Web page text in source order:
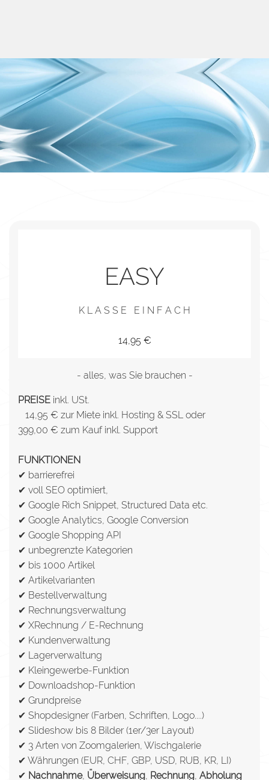
EASY
K L A S S E E I N F A C H
14,95 €
- alles, was Sie brauchen -
PREISE inkl. USt.
14,95 € zur Miete inkl. Hosting & SSL oder
399,00 € zum Kauf inkl. Support
FUNKTIONEN
✔ barrierefrei
✔ voll SEO optimiert,
✔ Google Rich Snippet, Structured Data etc.
✔ Google Analytics, Google Conversion
✔ Google Shopping API
✔ unbegrenzte Kategorien
✔ bis 1000 Artikel
✔ Artikelvarianten
✔ Bestellverwaltung
✔ Rechnungsverwaltung
✔ XRechnung / E-Rechnung
✔ Kundenverwaltung
✔ Lagerverwaltung
✔ Kleingewerbe-Funktion
✔ Downloadshop-Funktion
✔ Grundpreise
✔ Shopdesigner (Farben, Schriften, Logo....)
✔ Slideshow bis 8 Bilder (1er/3er Layout)
✔ 3 Arten von Zoomgalerien, Wischgalerie
✔ Währungen (EUR, CHF, GBP, USD, RUB, KR, LI)
✔ Nachnahme, Überweisung, Rechnung, Abholung